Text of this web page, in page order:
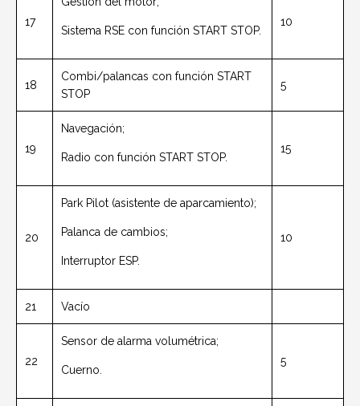
17
Sistema RSE con función START STOP.
10
18
Combi/palancas con función START
STOP
5
19
Navegación;
Radio con función START STOP.
15
20
Park Pilot (asistente de aparcamiento);
Palanca de cambios;
Interruptor ESP.
10
21 Vacío
22
Sensor de alarma volumétrica;
Cuerno.
5